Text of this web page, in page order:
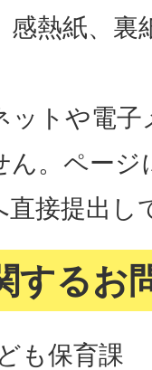
感熱紙、裏
ットや電
ん。ペー
直接提出し
するお
も保育課